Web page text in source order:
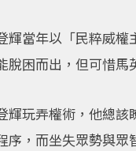
輝當年以「民粹威
困而出，但可惜
玩弄權術，他總
，而坐失眾勢與